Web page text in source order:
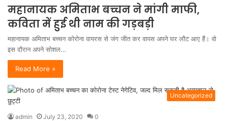
महानायक अमिताभ बच्चन ने मांगी माफी,
कविता में हुई थी नाम की गड़बड़ी
महानायक अमिताभ बच्चन कोरोना वायरस से जंग जीत कर वापस अपने घर लौट आए हैं। वो
इस दौरान अपने सोशल…
Read More »
Uncategorized
admin July 23, 2020 0